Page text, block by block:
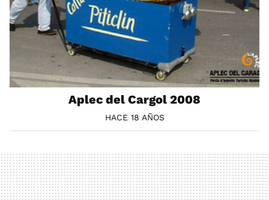
Aplec del Cargol 2008
HACE 18 AÑOS